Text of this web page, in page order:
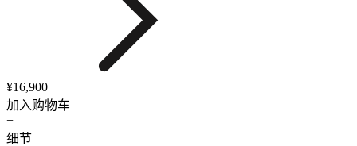
¥16,900
加入购物车
+
细节